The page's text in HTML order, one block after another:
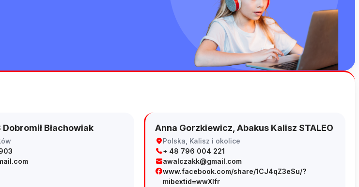
Dobromił Błachowiak Anna Gorzkiewicz, Abakus Kalisz STALEO
Polska, Kalisz i okolice
+ 48 796 004 221
awalczakk@gmail.com
www.facebook.com/share/1CJ4qZ3eSu/?
mibextid=wwXIfr